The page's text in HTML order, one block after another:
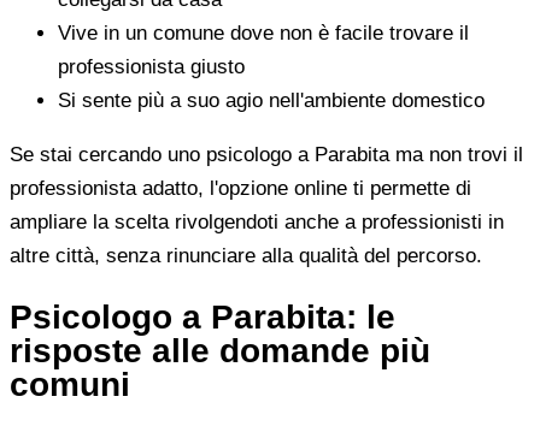
Vive in un comune dove non è facile trovare il
professionista giusto
Si sente più a suo agio nell'ambiente domestico
Se stai cercando uno psicologo a Parabita ma non trovi il
professionista adatto, l'opzione online ti permette di
ampliare la scelta rivolgendoti anche a professionisti in
altre città, senza rinunciare alla qualità del percorso.
Psicologo a Parabita: le
risposte alle domande più
comuni